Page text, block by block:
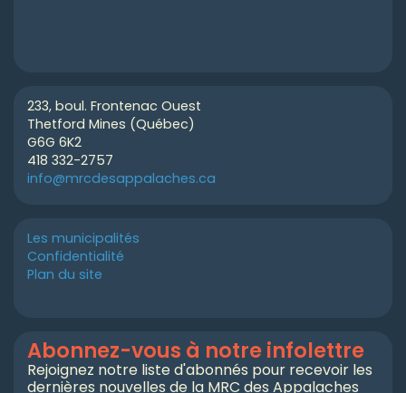
233, boul. Frontenac Ouest
Thetford Mines (Québec)
G6G 6K2
418 332-2757
info@mrcdesappalaches.ca
Les municipalités
Confidentialité
Plan du site
Abonnez-vous à notre infolettre
Rejoignez notre liste d'abonnés pour recevoir les
dernières nouvelles de la MRC des Appalaches